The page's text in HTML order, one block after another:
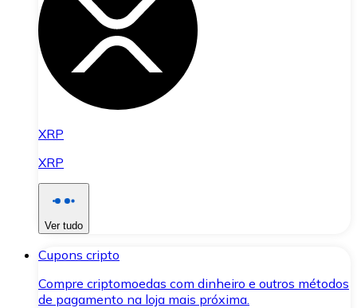
XRP
XRP
Ver tudo
Cupons cripto
Compre criptomoedas com dinheiro e outros métodos
de pagamento na loja mais próxima.